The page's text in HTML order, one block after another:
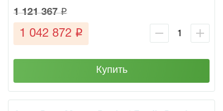
1 121 367q
1 042 872 q
Купить